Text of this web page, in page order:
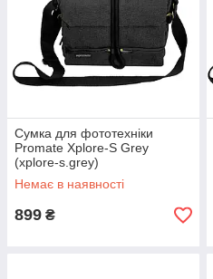
Сумка для фототехніки
Promate Xplore-S Grey
(xplore-s.grey)
Немає в наявності
899 ₴